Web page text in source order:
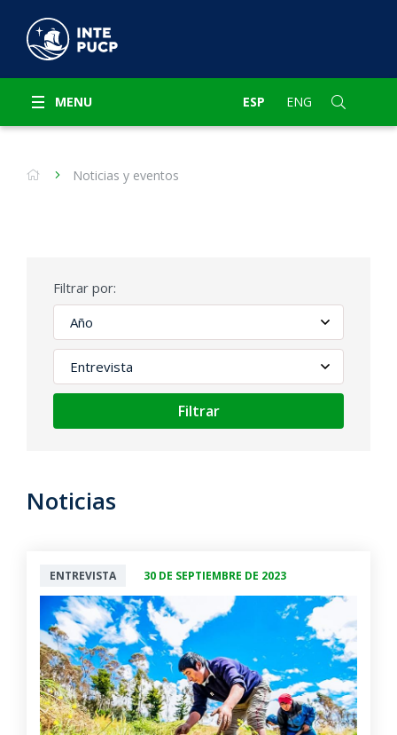
MENU ESP ENG
Noticias y eventos
Filtrar por:
Filtrar
Noticias
ENTREVISTA 30 DE SEPTIEMBRE DE 2023